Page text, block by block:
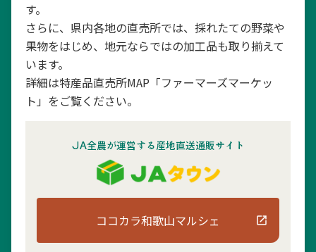
す。
さらに、県内各地の直売所では、採れたての野菜や
果物をはじめ、地元ならではの加工品も取り揃えて
います。
詳細は特産品直売所MAP「ファーマーズマーケッ
ト」をご覧ください。
JA全農が運営する産地直送通販サイト
ココカラ和歌山マルシェ